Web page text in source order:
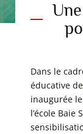
Dans le
éducative de
inaugurée
l’école Baie